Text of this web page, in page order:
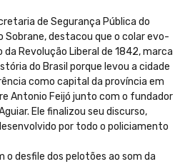
de Segurança Pública do
Sobrane, destacou que o colar evo-
Revolução Liberal de 1842, marca
do Brasil porque levou a cidade
como capital da província em
Antonio Feijó junto com o fundador
Ele finalizou seu discurso,
por todo o policiamento
o desfile dos pelotões ao som da